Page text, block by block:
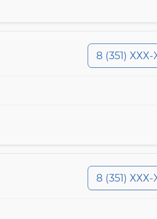
8 (351) ХХХ-
8 (351) ХХХ-